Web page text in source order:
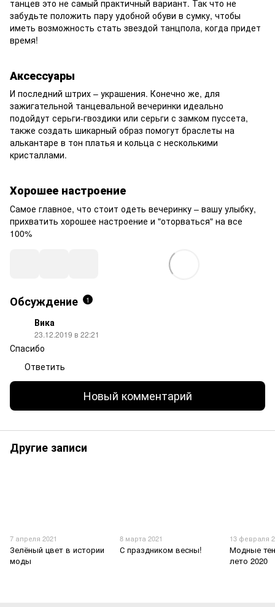
танцев это не самый практичный вариант. Так что не
забудьте положить пару удобной обуви в сумку, чтобы
иметь возможность стать звездой танцпола, когда придет
время!
Аксессуары
И последний штрих – украшения. Конечно же, для
зажигательной танцевальной вечеринки идеально
подойдут серьги-гвоздики или серьги с замком пуссета,
также создать шикарный образ помогут браслеты на
алькантаре в тон платья и кольца с несколькими
кристаллами.
Хорошее настроение
Самое главное, что стоит одеть вечеринку – вашу улыбку,
прихватить хорошее настроение и "оторваться" на все
100%
Обсуждение 1
Вика
23.12.2019 в 22:21
Спасибо
Ответить
Новый комментарий
Другие записи
7 апреля 2021
Зелёный цвет в истории
моды
8 марта 2021
С праздником весны!
13 февраля
Модные
лето 2020